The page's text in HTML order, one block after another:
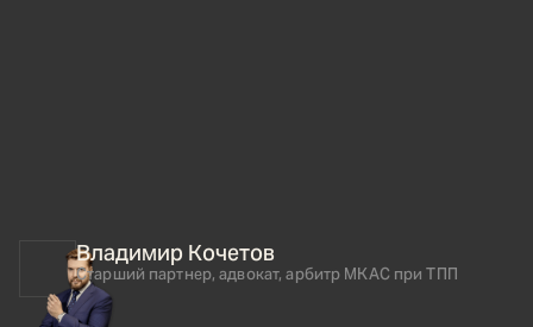
Владимир Кочетов
Старший партнер, адвокат, арбитр МКАС при ТПП